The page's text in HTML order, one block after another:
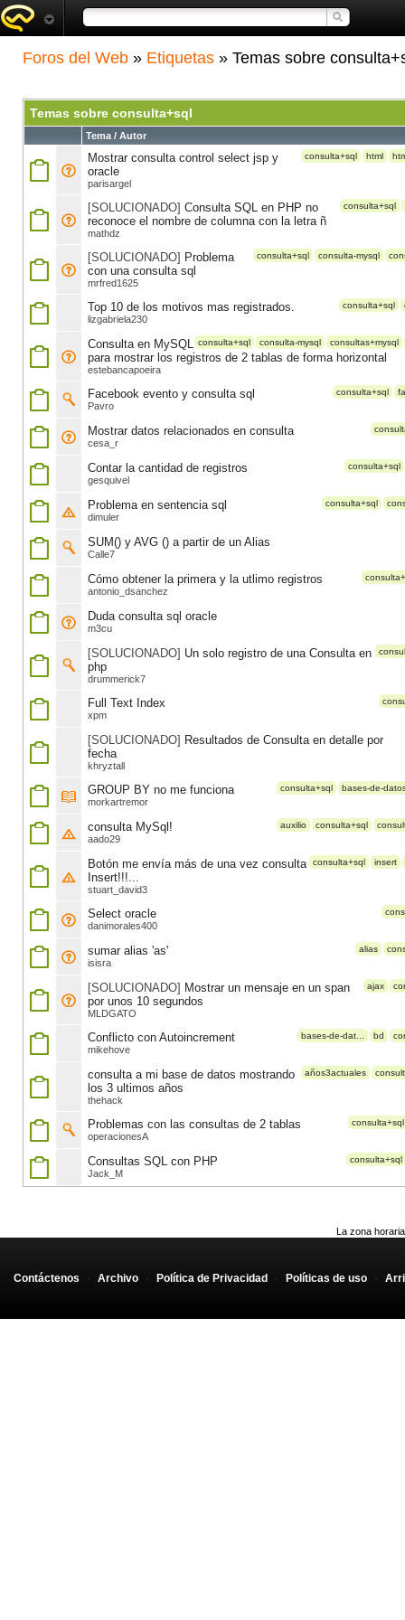
Foros del Web » Etiquetas » Temas sobre
Temas sobre consulta+sql
Tema / Autor
consulta+sql html
Mostrar consulta control select jsp y
oracle
parisargel
consulta+sql
[SOLUCIONADO] Consulta SQL en PHP no
reconoce el nombre de columna con la letra ñ
mathdz
consulta+sql consulta-mysql
[SOLUCIONADO] Problema
con una consulta sql
mrfred1625
consulta+sql
Top 10 de los motivos mas registrados.
lizgabriela230
consulta+sql consulta-mysql consultas+mysql
Consulta en MySQL
para mostrar los registros de 2 tablas de forma horizontal
estebancapoeira
consulta+sql
Facebook evento y consulta sql
Pavro
Mostrar datos relacionados en consulta
cesa_r
consulta+sql
Contar la cantidad de registros
gesquivel
consulta+sql
Problema en sentencia sql
dimuler
SUM() y AVG () a partir de un Alias
Calle7
Cómo obtener la primera y la utlimo registros
antonio_dsanchez
Duda consulta sql oracle
m3cu
[SOLUCIONADO] Un solo registro de una Consulta en
php
drummerick7
Full Text Index
xpm
[SOLUCIONADO] Resultados de Consulta en detalle por
fecha
khryztall
consulta+sql bases-de-
GROUP BY no me funciona
morkartremor
auxilio consulta+sql
consulta MySql!
aado29
consulta+sql insert
Botón me envía más de una vez consulta
Insert!!!...
stuart_david3
Select oracle
danimorales400
alias
sumar alias 'as'
isisra
ajax
[SOLUCIONADO] Mostrar un mensaje en un span
por unos 10 segundos
MLDGATO
bases-de-dat... bd
Conflicto con Autoincrement
mikehove
años3actuales
consulta a mi base de datos mostrando
los 3 ultimos años
thehack
consulta+sql
Problemas con las consultas de 2 tablas
operacionesA
consulta+sql
Consultas SQL con PHP
Jack_M
La zona
Contáctenos - Archivo - Política de Privacidad - Políticas de uso -